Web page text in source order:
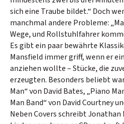
sich eine Traube bildet.“ Doch
manchmal andere Probleme:
Wege, und Rollstuhlfahrer
Es gibt ein paar bewährte
Mansfield immer griff, wenn er
anziehen wollte – Stücke, die
erzeugten. Besonders beliebt
Man“ von David Bates, „Piano
Man Band“ von David Courtney
Neben Covers schreibt Jonathan